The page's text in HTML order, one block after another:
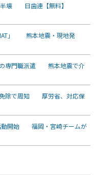
半壊 日歯連【無料】
」 熊本地震・現地発
の専門職派遣 熊本地震で介
免除で周知 厚労省、対応保
動開始 福岡・宮崎チームが